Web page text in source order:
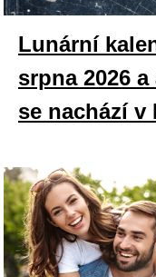
Lunární
srpna 2026
se nachází v